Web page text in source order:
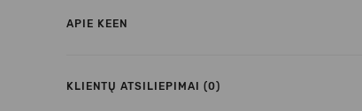
APIE KEEN
KLIENTŲ ATSILIEPIMAI (0)